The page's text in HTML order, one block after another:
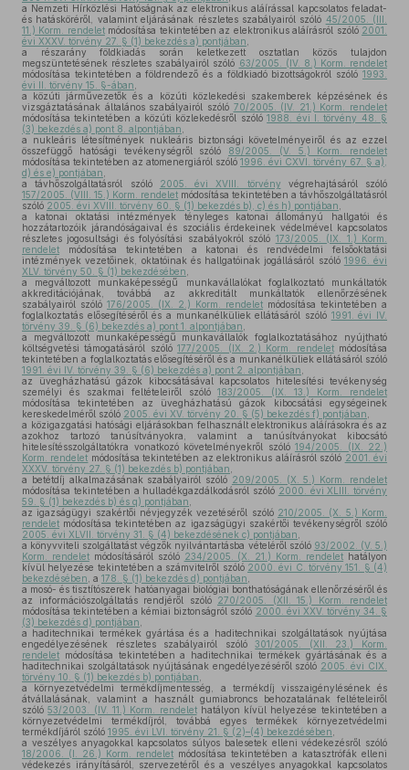
a Nemzeti Hírközlési Hatóságnak az elektronikus aláírással kapcsolatos feladat-
és hatásköréről, valamint eljárásának részletes szabályairól szóló 45/2005. (III.
11.) Korm. rendeletmódosítása tekintetében az elektronikus aláírásról szóló 2001.
évi XXXV. törvény 27. § (1) bekezdés a) pontjában
a részarány földkiadás során keletkezett osztatlan közös tulajdon
megszüntetésének részletes szabályairól szóló 63/2005. (IV. 8.) Korm. rendelet
módosítása tekintetében a földrendező és a földkiadó bizottságokról szóló 1993.
évi II. törvény 15. §-ában
a közúti járművezetők és a közúti közlekedési szakemberek képzésének és
vizsgáztatásának általános szabályairól szóló 70/2005. (IV. 21.) Korm. rendelet
módosítása tekintetében a közúti közlekedésről szóló1988. évi I. törvény 48. §
(3) bekezdés a) pont 8. alpontjában
a nukleáris létesítmények nukleáris biztonsági követelményeiről és az ezzel
összefüggő hatósági tevékenységről szóló 89/2005. (V. 5.) Korm. rendelet
módosítása tekintetében az atomenergiáról szóló 1996. évi CXVI. törvény 67. § a),
d) és e) pontjában
a távhőszolgáltatásról szóló
2005. évi XVIII. törvény végrehajtásáról szóló
157/2005. (VIII. 15.) Korm. rendelet módosítása tekintetében a távhőszolgáltatásról
szóló 2005. évi XVIII. törvény 60. § (1) bekezdés b), c) és h) pontjában
a katonai oktatási intézmények tényleges katonai állományú hallgatói és
hozzátartozóik járandóságaival és szociális érdekeinek védelmével kapcsolatos
részletes jogosultsági és folyósítási szabályokról szóló 173/2005. (IX. 1.) Korm.
rendelet módosítása tekintetében a katonai és rendvédelmi felsőoktatási
intézmények vezetőinek, oktatóinak és hallgatóinak jogállásáról szóló 1996. évi
XLV. törvény 50. § (1) bekezdésében
a megváltozott munkaképességű munkavállalókat foglalkoztató munkáltatók
akkreditációjának, továbbá az akkreditált munkáltatók ellenőrzésének
szabályairól szóló 176/2005. (IX. 2.) Korm. rendelet módosítása tekintetében a
foglalkoztatás elősegítéséről és a munkanélküliek ellátásáról szóló 1991. évi IV.
törvény 39. § (6) bekezdés a) pont 1. alpontjában
a megváltozott munkaképességű munkavállalók foglalkoztatásához nyújtható
költségvetési támogatásáról szóló177/2005. (IX. 2.) Korm. rendeletmódosítása
tekintetében a foglalkoztatás elősegítéséről és a munkanélküliek ellátásáról szóló
1991. évi IV. törvény 39. § (6) bekezdés a) pont 2. alpontjában
az üvegházhatású gázok kibocsátásával kapcsolatos hitelesítési tevékenység
személyi és szakmai feltételeiről szóló183/2005. (IX. 13.) Korm. rendelet
módosítása tekintetében az üvegházhatású gázok kibocsátási egységeinek
kereskedelméről szóló 2005. évi XV. törvény 20. § (5) bekezdés f) pontjában
a közigazgatási hatósági eljárásokban felhasznált elektronikus aláírásokra és az
azokhoz tartozó tanúsítványokra, valamint a tanúsítványokat kibocsátó
hitelesítésszolgáltatókra vonatkozó követelményekről szóló 194/2005. (IX. 22.)
Korm. rendelet módosítása tekintetében az elektronikus aláírásról szóló 2001. évi
XXXV. törvény 27. § (1) bekezdés b) pontjában
a betétdíj alkalmazásának szabályairól szóló 209/2005. (X. 5.) Korm. rendelet
módosítása tekintetében a hulladékgazdálkodásról szóló 2000. évi XLIII. törvény
59. § (1) bekezdés b) és q) pontjában
az igazságügyi szakértői névjegyzék vezetéséről szóló 210/2005. (X. 5.) Korm.
rendelet módosítása tekintetében az igazságügyi szakértői tevékenységről szóló
2005. évi XLVII. törvény 31. § (4) bekezdésének c) pontjában
a könyvviteli szolgáltatást végzők nyilvántartásba vételéről szóló 93/2002. (V. 5.)
Korm. rendeletmódosításáról szóló 234/2005. (X. 21.) Korm. rendelet hatályon
kívül helyezése tekintetében a számvitelről szóló 2000. évi C. törvény 151. § (4)
bekezdésében , a 178. § (1) bekezdés d) pontjában
a mosó- és tisztítószerek hatóanyagai biológiai bonthatóságának ellenőrzéséről és
az információszolgáltatás rendjéről szóló 270/2005. (XII. 15.) Korm. rendelet
módosítása tekintetében a kémiai biztonságról szóló 2000. évi XXV. törvény 34. §
(3) bekezdés d) pontjában
a haditechnikai termékek gyártása és a haditechnikai szolgáltatások nyújtása
engedélyezésének részletes szabályairól szóló301/2005. (XII. 23.) Korm.
rendelet módosítása tekintetében a haditechnikai termékek gyártásának és a
haditechnikai szolgáltatások nyújtásának engedélyezéséről szóló 2005. évi CIX.
törvény 10. § (1) bekezdés b) pontjában
a környezetvédelmi termékdíjmentesség, a termékdíj visszaigénylésének és
átvállalásának, valamint a használt gumiabroncs behozatalának feltételeiről
szóló53/2003. (IV. 11.) Korm. rendelethatályon kívül helyezése tekintetében a
környezetvédelmi termékdíjról, továbbá egyes termékek környezetvédelmi
termékdíjáról szóló 1995. évi LVI. törvény 21. § (2)–(4) bekezdésében
a veszélyes anyagokkal kapcsolatos súlyos balesetek elleni védekezésről szóló
18/2006. (I. 26.) Korm. rendelet módosítása tekintetében a katasztrófák elleni
védekezés irányításáról, szervezetéről és a veszélyes anyagokkal kapcsolatos